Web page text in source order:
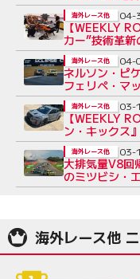
【WEEKLY
カー”技術革
誕生の舞台裏
海外レース他 04-
ネルソン・ピ
フェリペ・マ
海外レース他 04-
【WEEKLY
ン・キックス
ます
海外レース他 03-
大排気量V8回
のミツビシ・
海外レース他 03-
海外レース他